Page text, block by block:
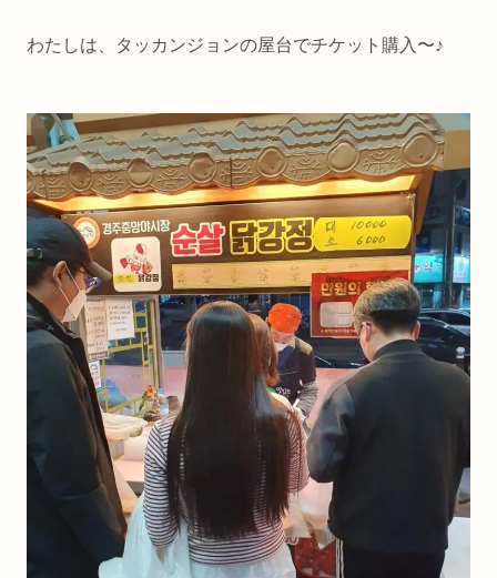
わたしは、タッカンジョンの屋台でチケット購入〜♪